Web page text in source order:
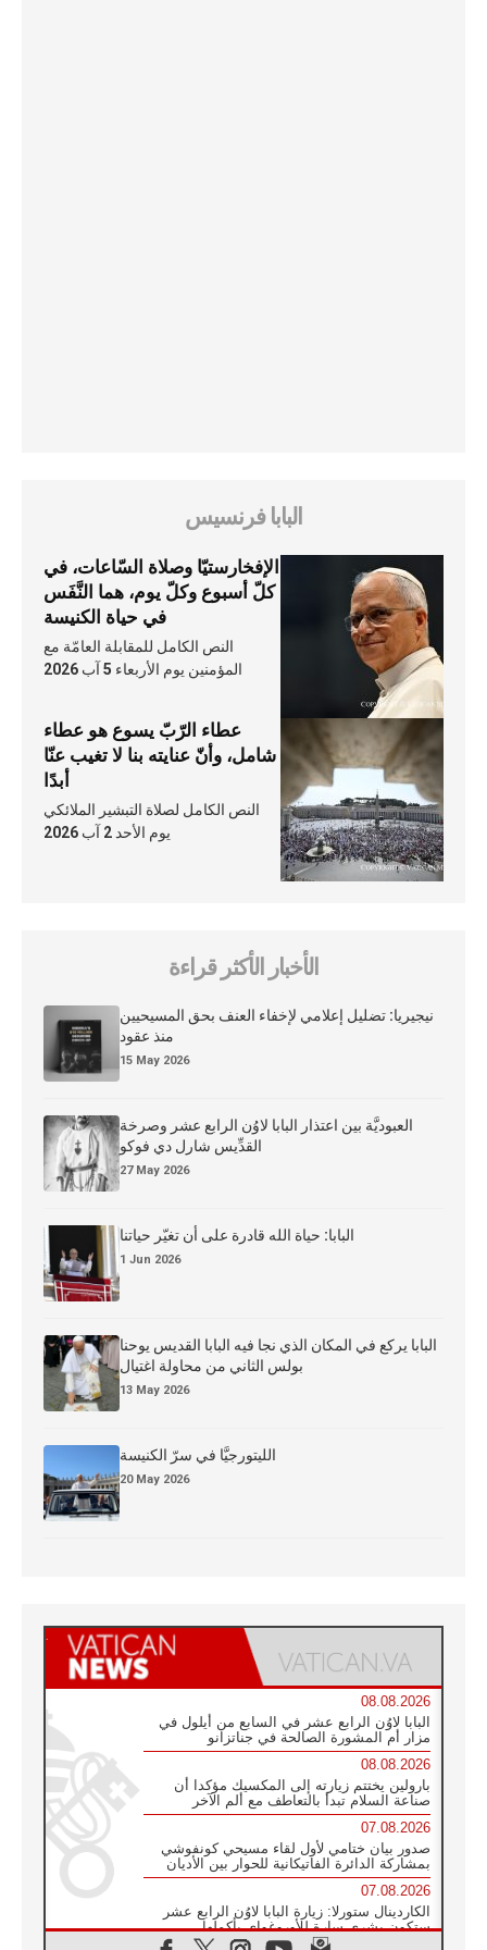
البابا فرنسيس
الإفخارستيّا وصلاة السّاعات، في
كلّ أسبوع وكلّ يوم، هما النَّفَس
في حياة الكنيسة
النص الكامل للمقابلة العامّة مع
المؤمنين يوم الأربعاء 5 آب 2026
عطاء الرّبّ يسوع هو عطاء
شامل، وأنّ عنايته بنا لا تغيب عنّا
أبدًا
النص الكامل لصلاة التبشير الملائكي
يوم الأحد 2 آب 2026
الأخبار الأكثر قراءة
نيجيريا: تضليل إعلامي لإخفاء العنف بحق المسيحيين
منذ عقود
15 May 2026
العبوديَّة بين اعتذار البابا لاوُن الرابع عشر وصرخة
القدِّيس شارل دي فوكو
27 May 2026
البابا: حياة الله قادرة على أن تغيّر حياتنا
1 Jun 2026
البابا يركع في المكان الذي نجا فيه البابا القديس يوحنا
بولس الثاني من محاولة اغتيال
13 May 2026
الليتورجيَّا في سرّ الكنيسة
20 May 2026
08.08.2026
البابا لاوُن الرابع عشر في السابع من أيلول في
مزار أم المشورة الصالحة في جناتزانو
08.08.2026
بارولين يختتم زيارته إلى المكسيك مؤكدا أن
صناعة السلام تبدأ بالتعاطف مع ألم الآخر
07.08.2026
صدور بيان ختامي لأول لقاء مسيحي كونفوشي
بمشاركة الدائرة الفاتيكانية للحوار بين الأديان
07.08.2026
الكاردينال ستورلا: زيارة البابا لاوُن الرابع عشر
ستكون بشرى سارة للأوروغواي بأكملها